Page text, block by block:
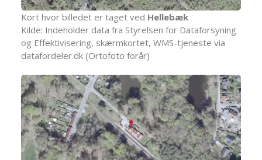
Kort hvor billedet er taget ved Hellebæk
Kilde: Indeholder data fra Styrelsen for Dataforsyning
og Effektivisering, skærmkortet, WMS-tjeneste via
datafordeler.dk (Ortofoto forår)